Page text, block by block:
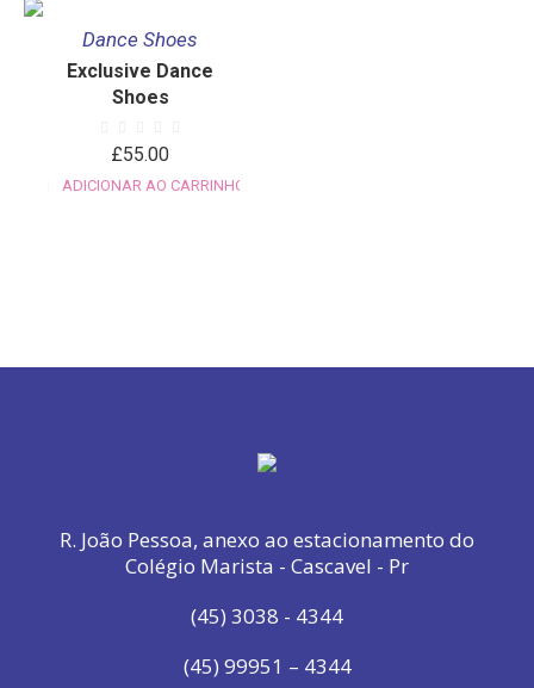
Dance Shoes
Exclusive Dance
Shoes
ADICIONAR AO CARRINHO
£55.00
R. João Pessoa, anexo ao estacionamento do
Colégio Marista - Cascavel - Pr
(45) 3038 - 4344
(45) 99951 – 4344